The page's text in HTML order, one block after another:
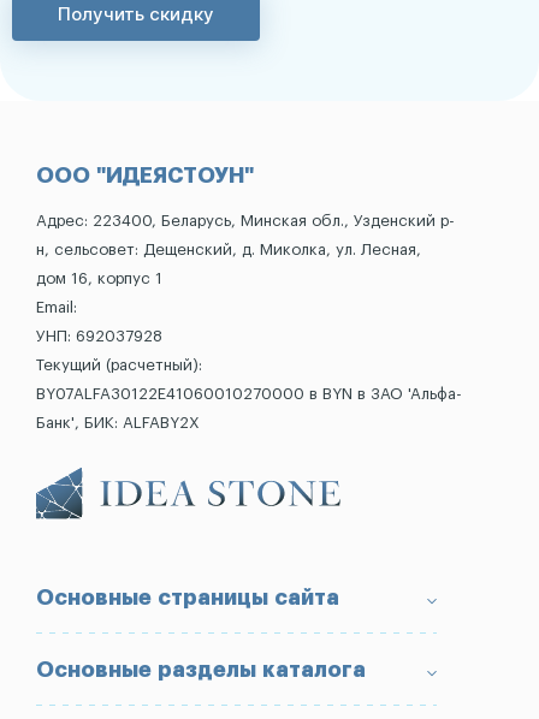
Получить скидку
ООО "ИДЕЯСТОУН"
Адрес: 223400, Беларусь, Минская обл., Узденский р-
н, сельсовет: Дещенский, д. Миколка, ул. Лесная,
дом 16, корпус 1
Email:
УНП: 692037928
Текущий (расчетный):
BY07ALFA30122E41060010270000 в BYN в ЗАО 'Альфа-
Банк', БИК: ALFABY2X
Основные страницы сайта
О компании
Доставка и оплата
Основные разделы каталога